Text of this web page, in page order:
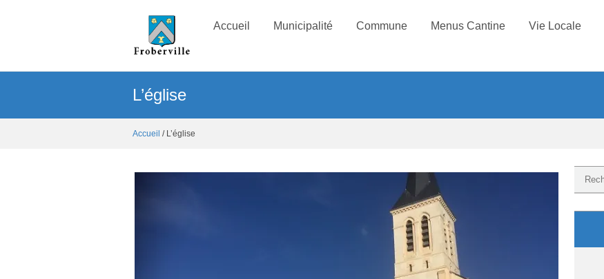
Accueil Municipalité Commune Menus Cantine Vie Locale
L’église
Accueil / L’église